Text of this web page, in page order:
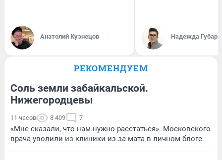
Анатолий Кузнецов Надежда Губарь
РЕКОМЕНДУЕМ
Соль земли забайкальской.
Нижегородцевы
11 часов 8 409 7
«Мне сказали, что нам нужно расстаться». Московского
врача уволили из клиники из-за мата в личном блоге